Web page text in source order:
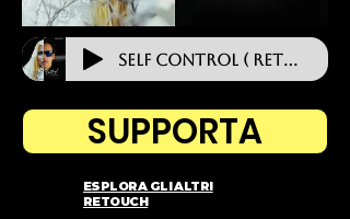
Self Control ( ReTouch )
SUPPORTA
ESPLORA GLI ALTRI
RETOUCH